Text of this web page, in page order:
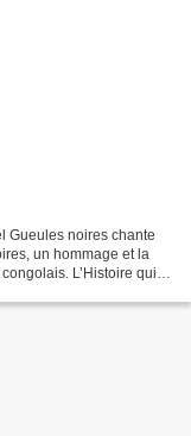
Gueules noires chante
un hommage et la
L’Histoire qui